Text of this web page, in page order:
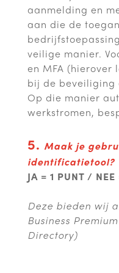
aanmelding en
aan die de
veilige manier.
en MFA (hierover
bij de beveiliging
Op die manier
werkstromen,
5. Maak je
identificatietool?
JA = 1 PUNT /
Deze bieden wij
Business
Directory)